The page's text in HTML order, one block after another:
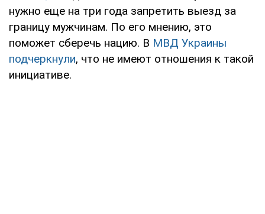
нужно еще на три года запретить выезд за
границу мужчинам. По его мнению, это
поможет сберечь нацию. В МВД Украины
подчеркнули, что не имеют отношения к такой
инициативе.